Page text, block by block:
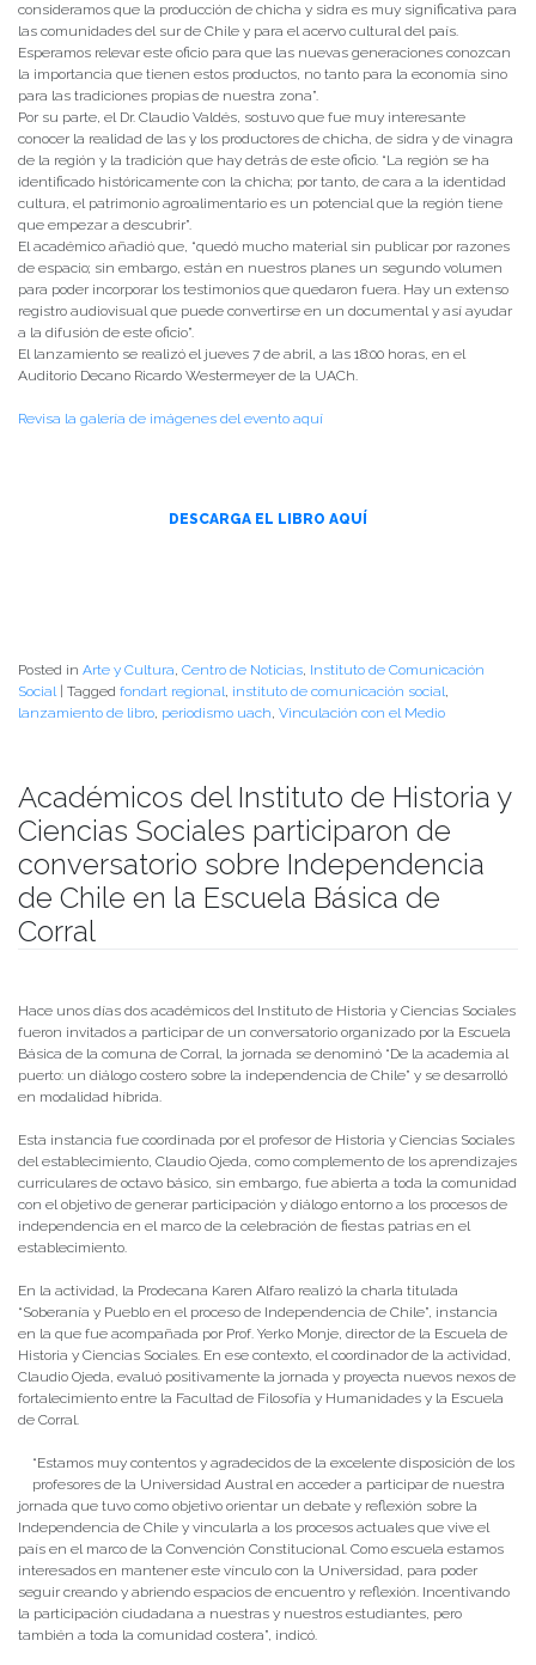
consideramos que la producción de chicha y sidra es muy significativa para
las comunidades del sur de Chile y para el acervo cultural del país.
Esperamos relevar este oficio para que las nuevas generaciones conozcan
la importancia que tienen estos productos, no tanto para la economía sino
para las tradiciones propias de nuestra zona”.
Por su parte, el Dr. Claudio Valdés, sostuvo que fue muy interesante
conocer la realidad de las y los productores de chicha, de sidra y de vinagra
de la región y la tradición que hay detrás de este oficio. “La región se ha
identificado históricamente con la chicha; por tanto, de cara a la identidad
cultura, el patrimonio agroalimentario es un potencial que la región tiene
que empezar a descubrir”.
El académico añadió que, “quedó mucho material sin publicar por razones
de espacio; sin embargo, están en nuestros planes un segundo volumen
para poder incorporar los testimonios que quedaron fuera. Hay un extenso
registro audiovisual que puede convertirse en un documental y así ayudar
a la difusión de este oficio”.
El lanzamiento se realizó el jueves 7 de abril, a las 18:00 horas, en el
Auditorio Decano Ricardo Westermeyer de la UACh.
Revisa la galería de imágenes del evento aquí
DESCARGA EL LIBRO AQUÍ
Posted in Arte y Cultura, Centro de Noticias, Instituto de Comunicación
Social| Tagged fondart regional, instituto de comunicación social,
lanzamiento de libro, periodismo uach, Vinculación con el Medio
Académicos del Instituto de Historia y
Ciencias Sociales participaron de
conversatorio sobre Independencia
de Chile en la Escuela Básica de
Corral
Hace unos días dos académicos del Instituto de Historia y Ciencias Sociales
fueron invitados a participar de un conversatorio organizado por la Escuela
Básica de la comuna de Corral, la jornada se denominó “De la academia al
puerto: un diálogo costero sobre la independencia de Chile” y se desarrolló
en modalidad híbrida.
Esta instancia fue coordinada por el profesor de Historia y Ciencias Sociales
del establecimiento, Claudio Ojeda, como complemento de los aprendizajes
curriculares de octavo básico, sin embargo, fue abierta a toda la comunidad
con el objetivo de generar participación y diálogo entorno a los procesos de
independencia en el marco de la celebración de fiestas patrias en el
establecimiento.
En la actividad, la Prodecana Karen Alfaro realizó la charla titulada
“Soberanía y Pueblo en el proceso de Independencia de Chile”, instancia
en la que fue acompañada por Prof. Yerko Monje, director de la Escuela de
Historia y Ciencias Sociales. En ese contexto, el coordinador de la actividad,
Claudio Ojeda, evaluó positivamente la jornada y proyecta nuevos nexos de
fortalecimiento entre la Facultad de Filosofía y Humanidades y la Escuela
de Corral.
“Estamos muy contentos y agradecidos de la excelente disposición de los
profesores de la Universidad Austral en acceder a participar de nuestra
jornada que tuvo como objetivo orientar un debate y reflexión sobre la
Independencia de Chile y vincularla a los procesos actuales que vive el
país en el marco de la Convención Constitucional. Como escuela estamos
interesados en mantener este vínculo con la Universidad, para poder
seguir creando y abriendo espacios de encuentro y reflexión. Incentivando
la participación ciudadana a nuestras y nuestros estudiantes, pero
también a toda la comunidad costera”, indicó.